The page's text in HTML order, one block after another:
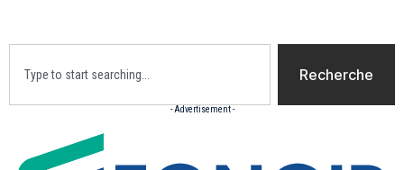
Recherche
- Advertisement -